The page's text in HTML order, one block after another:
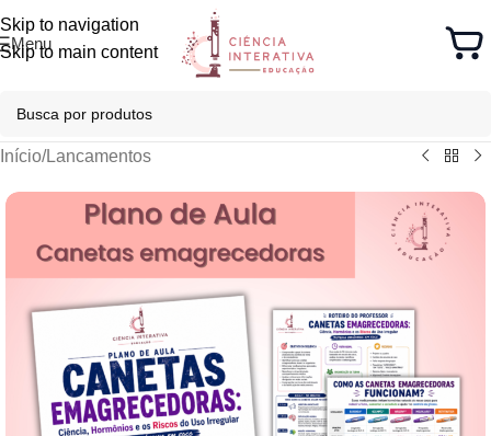
Skip to navigation
Skip to main content
Menu
Início/Lancamentos